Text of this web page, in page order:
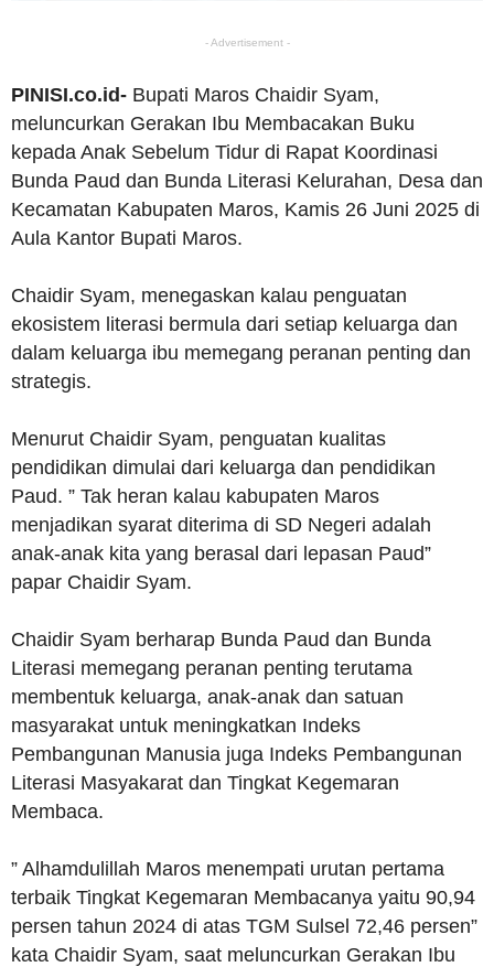
- Advertisement -
PINISI.co.id- Bupati Maros Chaidir Syam,
meluncurkan Gerakan Ibu Membacakan Buku
kepada Anak Sebelum Tidur di Rapat Koordinasi
Bunda Paud dan Bunda Literasi Kelurahan, Desa dan
Kecamatan Kabupaten Maros, Kamis 26 Juni 2025 di
Aula Kantor Bupati Maros.
Chaidir Syam, menegaskan kalau penguatan
ekosistem literasi bermula dari setiap keluarga dan
dalam keluarga ibu memegang peranan penting dan
strategis.
Menurut Chaidir Syam, penguatan kualitas
pendidikan dimulai dari keluarga dan pendidikan
Paud. ” Tak heran kalau kabupaten Maros
menjadikan syarat diterima di SD Negeri adalah
anak-anak kita yang berasal dari lepasan Paud”
papar Chaidir Syam.
Chaidir Syam berharap Bunda Paud dan Bunda
Literasi memegang peranan penting terutama
membentuk keluarga, anak-anak dan satuan
masyarakat untuk meningkatkan Indeks
Pembangunan Manusia juga Indeks Pembangunan
Literasi Masyakarat dan Tingkat Kegemaran
Membaca.
” Alhamdulillah Maros menempati urutan pertama
terbaik Tingkat Kegemaran Membacanya yaitu 90,94
persen tahun 2024 di atas TGM Sulsel 72,46 persen”
kata Chaidir Syam, saat meluncurkan Gerakan Ibu